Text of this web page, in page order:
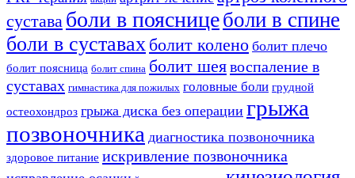
сустава боли в поясницеболи в спине
боли в суставах болит колено болит плечо
болит поясница болит спина болит шеявоспаление в
суставах гимнастика для пожилых головные боли грудной
остеохондроз грыжа диска без операции грыжа
позвоночника диагностика позвоночника
здоровое питание искривление позвоночника